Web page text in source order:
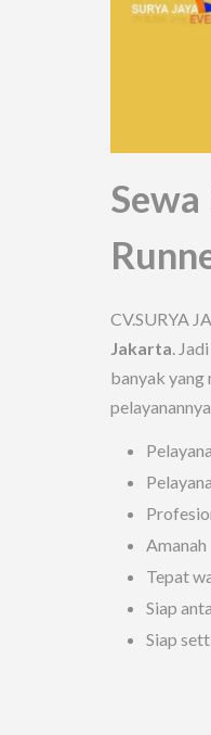
CV.SURYA
Jakarta.
banyak yang
Amanah
Tepat
Siap
Siap